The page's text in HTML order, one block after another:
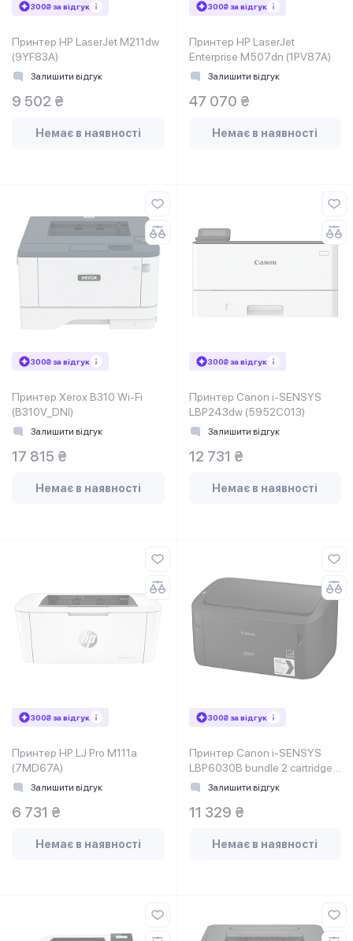
300₴ за відгук
Принтер HP LaserJet M211dw
(9YF83A)
Залишити відгук
9 502 ₴
Немає в наявності
300₴ за відгук
Принтер HP LaserJet
Enterprise M507dn (1PV87A)
Залишити відгук
47 070 ₴
Немає в наявності
300₴ за відгук
Принтер Xerox B310 Wi-Fi
(B310V_DNI)
Залишити відгук
17 815 ₴
Немає в наявності
300₴ за відгук
Принтер Canon i-SENSYS
LBP243dw (5952C013)
Залишити відгук
12 731 ₴
Немає в наявності
300₴ за відгук
Принтер HP LJ Pro M111a
(7MD67A)
Залишити відгук
6 731 ₴
Немає в наявності
300₴ за відгук
Принтер Canon i-SENSYS
LBP6030B bundle 2 cartridges
Canon 725 (8468B042)
Залишити відгук
11 329 ₴
Немає в наявності